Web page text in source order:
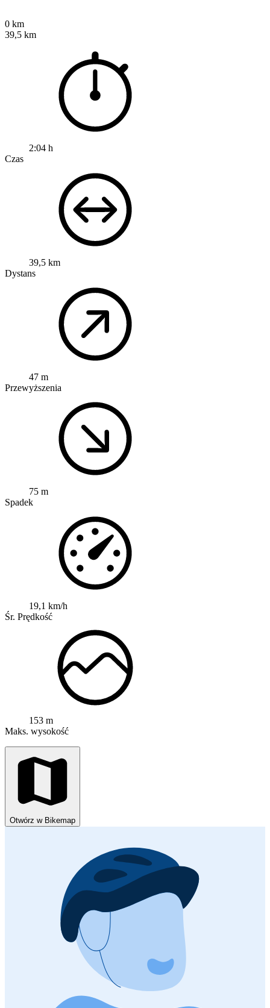
0 km
39,5 km
2:04 h
Czas
39,5 km
Dystans
47 m
Przewyższenia
75 m
Spadek
19,1 km/h
Śr. Prędkość
153 m
Maks. wysokość
Otwórz w Bikemap